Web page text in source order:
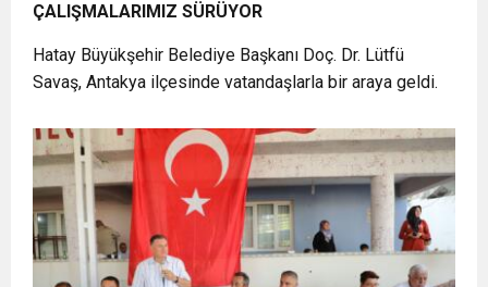
ÇALIŞMALARIMIZ SÜRÜYOR
Hatay Büyükşehir Belediye Başkanı Doç. Dr. Lütfü
Savaş, Antakya ilçesinde vatandaşlarla bir araya geldi.